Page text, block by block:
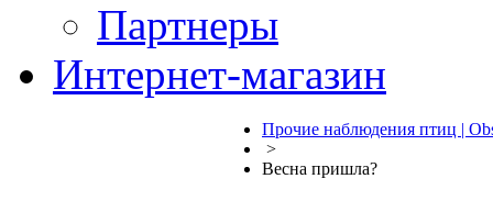
Партнеры
Интернет-магазин
Прочие наблюдения птиц |
>
Весна пришла?